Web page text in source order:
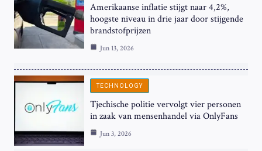
Amerikaanse inflatie stijgt naar 4,2%,
hoogste niveau in drie jaar door stijgende
brandstofprijzen
Jun 13, 2026
TECHNOLOGY
Tjechische politie vervolgt vier personen
in zaak van mensenhandel via OnlyFans
Jun 3, 2026